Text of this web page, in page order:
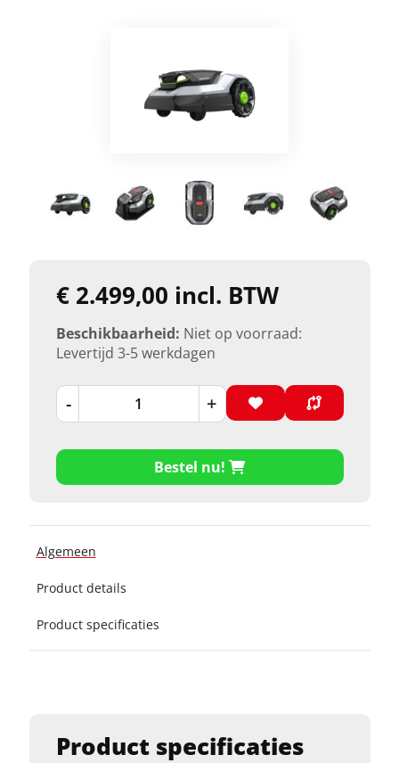
Product specificaties
€ 2.499,00 incl. BTW
Beschikbaarheid: Niet op voorraad:
Levertijd 3-5 werkdagen
- +
Bestel nu!
Algemeen
Product details
Product specificaties